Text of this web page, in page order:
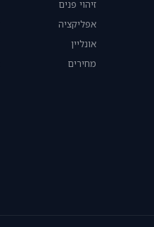
זיהוי פנים
אפליקציה
אונליין
מחירים